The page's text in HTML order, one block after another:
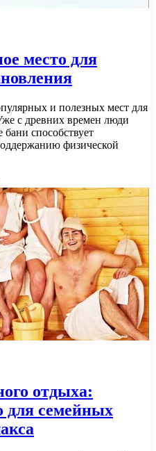
место для
и полезных мест для
с древних времен люди
способствует
физической
отдыха:
для семейных